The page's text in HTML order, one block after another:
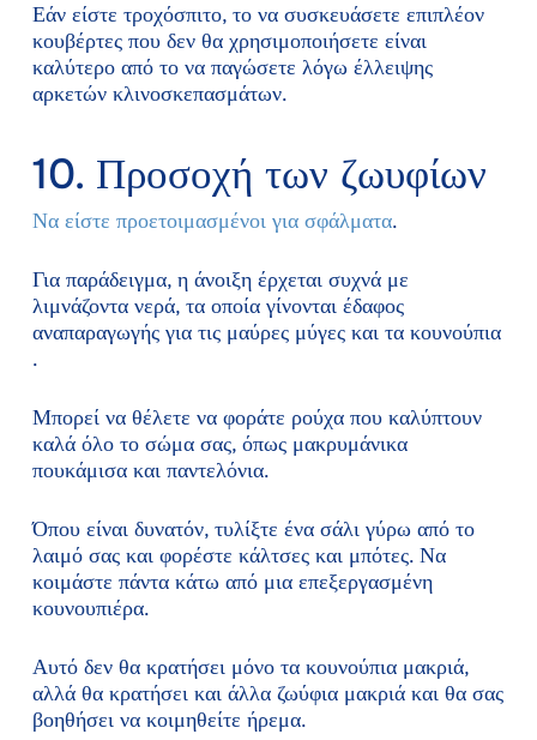
Εάν είστε τροχόσπιτο, το να συσκευάσετε επιπλέον
κουβέρτες που δεν θα χρησιμοποιήσετε είναι
καλύτερο από το να παγώσετε λόγω έλλειψης
αρκετών κλινοσκεπασμάτων.
10. Προσοχή των ζωυφίων
Να είστε προετοιμασμένοι για σφάλματα.
Για παράδειγμα, η άνοιξη έρχεται συχνά με
λιμνάζοντα νερά, τα οποία γίνονται έδαφος
αναπαραγωγής για τις μαύρες μύγες και τα κουνούπια
.
Μπορεί να θέλετε να φοράτε ρούχα που καλύπτουν
καλά όλο το σώμα σας, όπως μακρυμάνικα
πουκάμισα και παντελόνια.
Όπου είναι δυνατόν, τυλίξτε ένα σάλι γύρω από το
λαιμό σας και φορέστε κάλτσες και μπότες. Να
κοιμάστε πάντα κάτω από μια επεξεργασμένη
κουνουπιέρα.
Αυτό δεν θα κρατήσει μόνο τα κουνούπια μακριά,
αλλά θα κρατήσει και άλλα ζωύφια μακριά και θα σας
βοηθήσει να κοιμηθείτε ήρεμα.